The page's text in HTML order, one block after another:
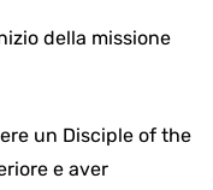
un Disciple of the
e aver